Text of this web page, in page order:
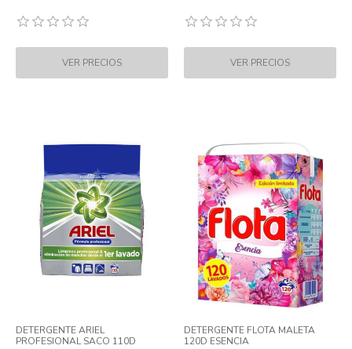
DETERGENTE ARIEL
PROFESIONAL SACO 110D
DETERGENTE FLOTA MALETA
120D ESENCIA